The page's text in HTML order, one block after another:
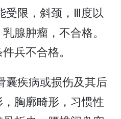
受限，斜颈，Ⅲ度以
腺肿瘤，不合格。
兵不合格。
囊疾病或损伤及其后
胸廓畸形，习惯性